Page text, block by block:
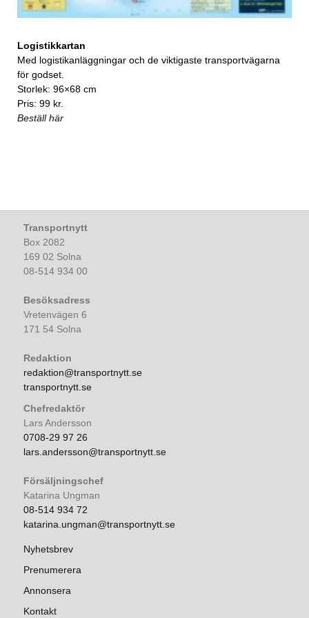
Logistikkartan
Med logistikanläggningar och de viktigaste transportvägarna
för godset.
Storlek: 96×68 cm
Pris: 99 kr.
Beställ här
Transportnytt
Box 2082
169 02 Solna
08-514 934 00
Besöksadress
Vretenvägen 6
171 54 Solna
Redaktion
redaktion@transportnytt.se
transportnytt.se
Chefredaktör
Lars Andersson
0708-29 97 26
lars.andersson@transportnytt.se
Försäljningschef
Katarina Ungman
08-514 934 72
katarina.ungman@transportnytt.se
Nyhetsbrev
Prenumerera
Annonsera
Kontakt